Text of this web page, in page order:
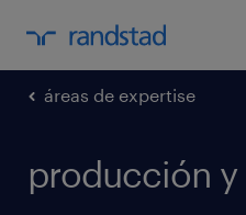
áreas de expertise
producción